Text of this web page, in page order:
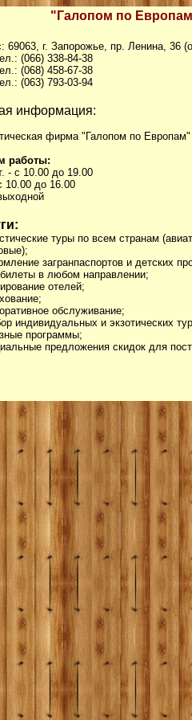
"Галопом по
69063, г. Запорожье, пр. Ленина, 36
(066) 338-84-38
(068) 458-67-38
(063) 793-03-94
информация:
фирма "Галопом по Европам"
работы:
- с 10.00 до 19.00
10.00 до 16.00
туры по всем странам
загранпаспортов и детских
в любом направлении;
отелей;
обслуживание;
индивидуальных и экзотических
программы;
предложения скидок для